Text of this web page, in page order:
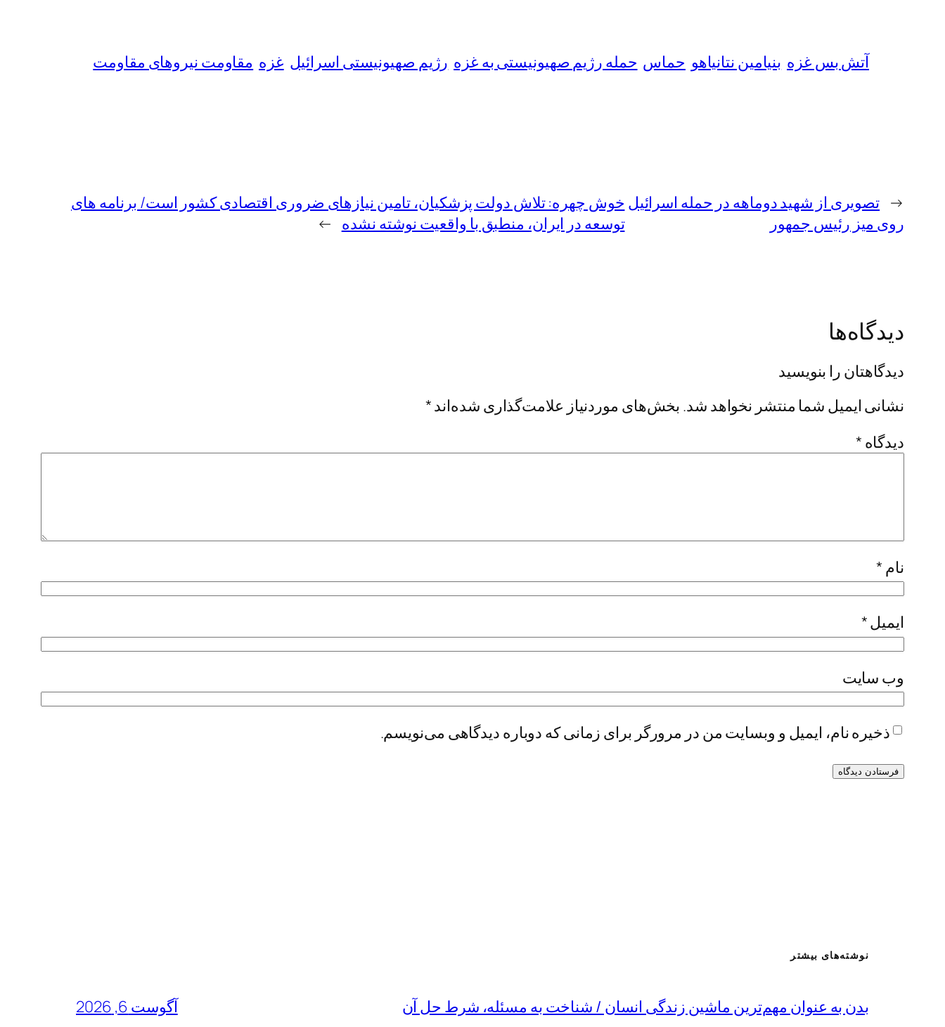
آتش بس غزه بنیامین نتانیاهو حماس حمله رژیم صهیونیستی به غزه رژیم صهیونیستی اسرائیل غزه مقاومت نیروهای مقاومت
← تصویری از شهید دوماهه در حمله اسرائیل
روی میز رئیس جمهور
خوش چهره: تلاش دولت پزشکیان، تامین نیازهای ضروری اقتصادی کشور است/ برنامه های
توسعه در ایران، منطبق با واقعیت نوشته نشده →
دیدگاه‌ها
دیدگاهتان را بنویسید
نشانی ایمیل شما منتشر نخواهد شد. بخش‌های موردنیاز علامت‌گذاری شده‌اند*
دیدگاه *
نام *
ایمیل*
وب‌ سایت
ذخیره نام، ایمیل و وبسایت من در مرورگر برای زمانی که دوباره دیدگاهی می‌نویسم.
نوشته‌های بیشتر
بدن به عنوان مهم‌ترین ماشین زندگی انسان / شناخت به مسئله، شرط حل آن آگوست 6, 2026